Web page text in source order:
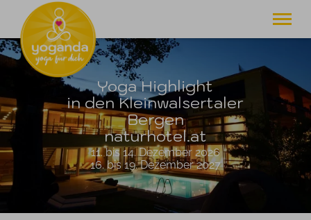
. . . zum Glück gibt's Yoga für Dich
retreats
weiterbildungen
livestreams
oberstdorf
yoga für dich
newsletter
Yoga Highlight
in den Kleinwalsertaler
Bergen
naturhotel.at
11. bis 14. Dezember 2026
16. bis 19. Dezember 2027